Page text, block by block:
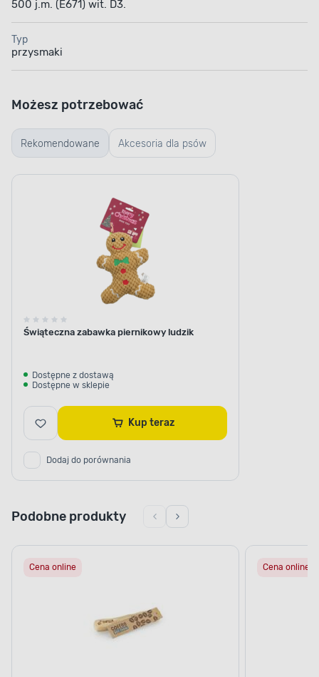
500 j.m. (E671) wit. D3.
Typ
przysmaki
Rekomendowane Akcesoria dla psów
Możesz potrzebować
Świąteczna zabawka piernikowy ludzik
Dostępne z dostawą
Dostępne w sklepie
Kup teraz
Dodaj do porównania
Podobne produkty
Cena online Cena online